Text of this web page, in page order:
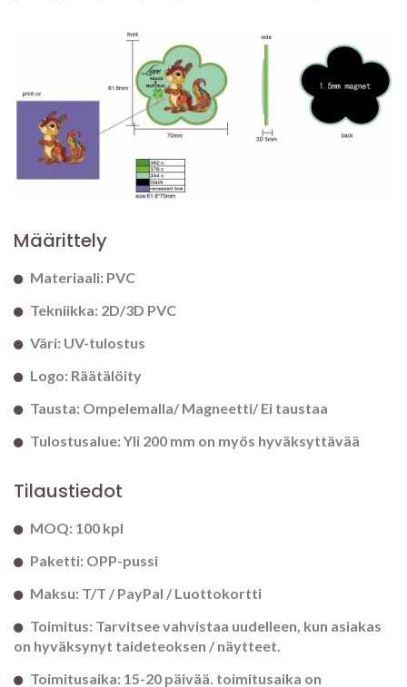
Määrittely
Materiaali: PVC
Tekniikka: 2D/3D PVC
Väri: UV-tulostus
Logo: Räätälöity
Tausta: Ompelemalla/ Magneetti/ Ei taustaa
Tulostusalue: Yli 200 mm on myös hyväksyttävää
Tilaustiedot
MOQ: 100 kpl
Paketti: OPP-pussi
Maksu: T/T / PayPal / Luottokortti
Toimitus: Tarvitsee vahvistaa uudelleen, kun asiakas
on hyväksynyt taideteoksen / näytteet.
Toimitusaika: 15-20 päivää. toimitusaika on